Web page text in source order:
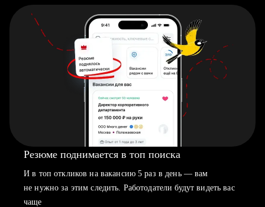
Резюме поднимается в топ поиска
И в топ откликов на вакансию 5 раз в день — вам
не нужно за этим следить. Работодатели будут видеть вас
чаще